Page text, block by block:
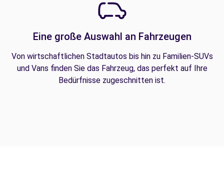
Eine große Auswahl an Fahrzeugen
Von wirtschaftlichen Stadtautos bis hin zu Familien-SUVs
und Vans finden Sie das Fahrzeug, das perfekt auf Ihre
Bedürfnisse zugeschnitten ist.